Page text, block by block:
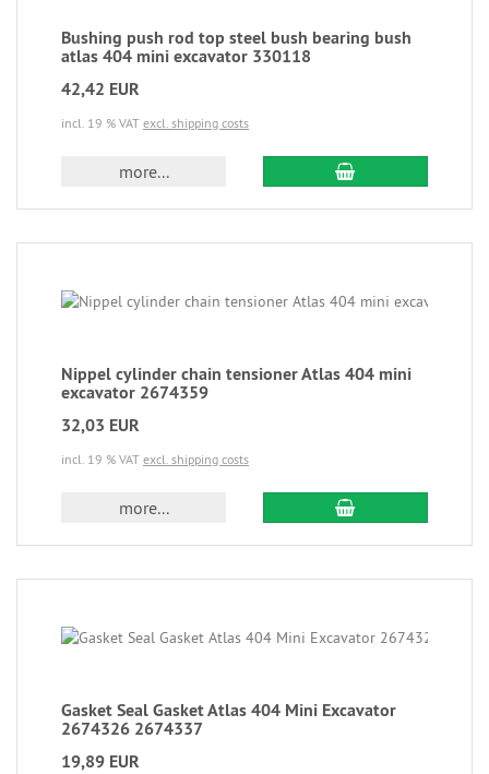
Bushing push rod top steel bush bearing bush
atlas 404 mini excavator 330118
42,42 EUR
incl. 19 % VAT excl. shipping costs
more...
Nippel cylinder chain tensioner Atlas 404 mini
excavator 2674359
32,03 EUR
incl. 19 % VAT excl. shipping costs
more...
Gasket Seal Gasket Atlas 404 Mini Excavator
2674326 2674337
19,89 EUR